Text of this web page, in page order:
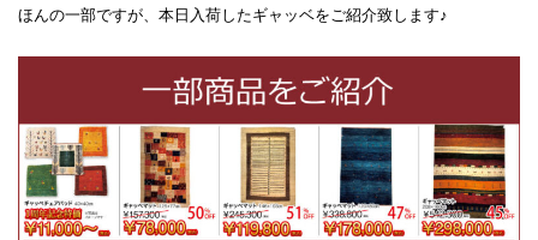
ほんの一部ですが、本日入荷したギャッベをご紹介致します♪